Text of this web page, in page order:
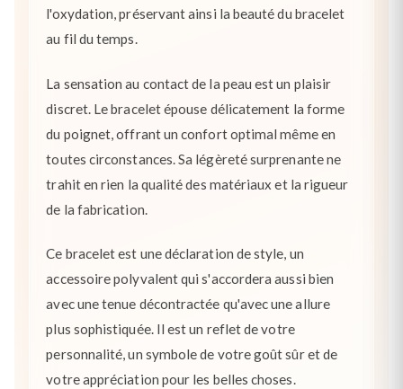
l'oxydation, préservant ainsi la beauté du bracelet
au fil du temps.
La sensation au contact de la peau est un plaisir
discret. Le bracelet épouse délicatement la forme
du poignet, offrant un confort optimal même en
toutes circonstances. Sa légèreté surprenante ne
trahit en rien la qualité des matériaux et la rigueur
de la fabrication.
Ce bracelet est une déclaration de style, un
accessoire polyvalent qui s'accordera aussi bien
avec une tenue décontractée qu'avec une allure
plus sophistiquée. Il est un reflet de votre
personnalité, un symbole de votre goût sûr et de
votre appréciation pour les belles choses.